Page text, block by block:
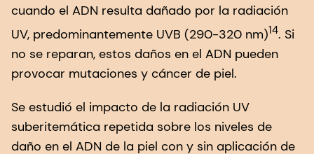
cuando el ADN resulta dañado por la radiación
UV, predominantemente UVB (290-320 nm)14. Si
no se reparan, estos daños en el ADN pueden
provocar mutaciones y cáncer de piel.
Se estudió el impacto de la radiación UV
suberitemática repetida sobre los niveles de
daño en el ADN de la piel con y sin aplicación de